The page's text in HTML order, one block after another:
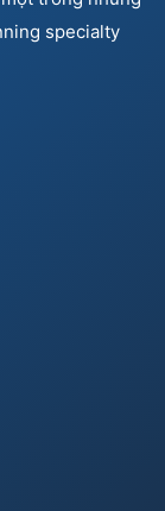
specialty